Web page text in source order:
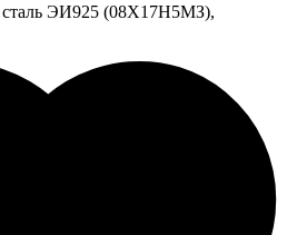
ЭИ925 (08Х17Н5МЗ),